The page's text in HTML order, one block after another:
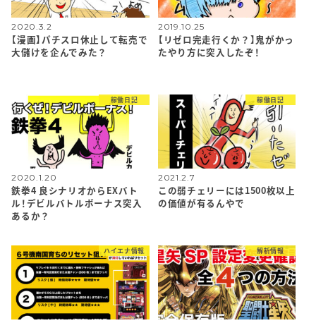
2020.3.2
【漫画】パチスロ休止して転売で
大儲けを企んでみた？
2019.10.25
【リゼロ完走行くか？】鬼がかっ
たやり方に突入したぞ！
稼働日記
2020.1.20
鉄拳4 良シナリオからEXバト
ル！デビルバトルボーナス突入
あるか？
稼働日記
2021.2.7
この弱チェリーには1500枚以上
の価値が有るんやで
ハイエナ情報 解析情報